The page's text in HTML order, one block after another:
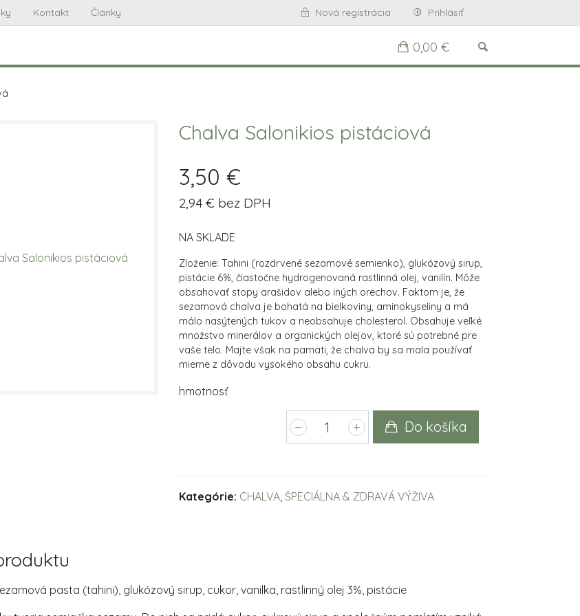
Kontakt Články Nová registrácia Prihlásiť
0,00 €
Chalva Salonikios pistáciová
3,50 €
2,94 € bez DPH
NA SKLADE
Zloženie: Tahini (rozdrvené sezamové semienko), glukózový sirup,
pistácie 6%, čiastočne hydrogenovaná rastlinná olej, vanilín. Môže
obsahovať stopy arašidov alebo iných orechov. Faktom je, že
sezamová chalva je bohatá na bielkoviny, aminokyseliny a má
málo nasýtených tukov a neobsahuje cholesterol. Obsahuje veľké
množstvo minerálov a organických olejov, ktoré sú potrebné pre
vaše telo. Majte však na pamäti, že chalva by sa mala používať
mierne z dôvodu vysokého obsahu cukru.
hmotnosť
Do košíka
Kategórie: CHALVA, ŠPECIÁLNA & ZDRAVÁ VÝŽIVA
pasta (tahini), glukózový sirup, cukor, vanilka, rastlinný olej 3%, pistácie